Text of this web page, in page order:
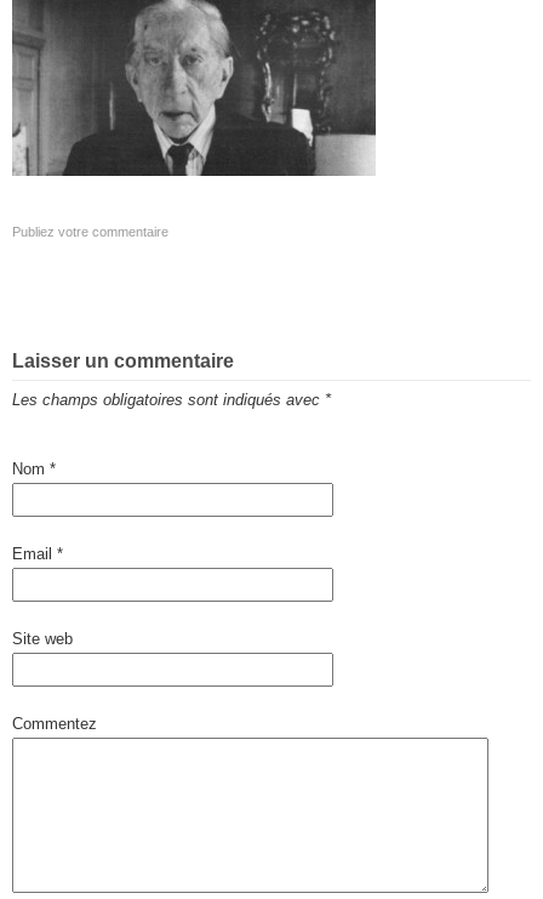
Publiez votre commentaire
Laisser un commentaire
Les champs obligatoires sont indiqués avec *
Nom *
Email *
Site web
Commentez